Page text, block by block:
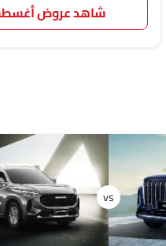
شاهد عروض